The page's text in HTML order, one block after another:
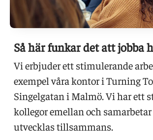
Så här funkar det att jobba
Vi erbjuder ett stimulerande
exempel våra kontor i Turning
Singelgatan i Malmö. Vi har ett
kollegor emellan och samarbetar
utvecklas tillsammans.